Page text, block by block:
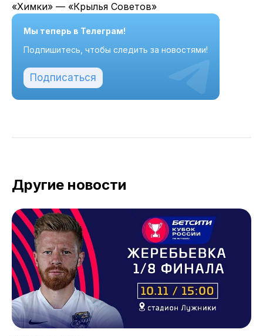
«Химки» — «Крылья Советов»
Мы теперь в Телеграм!
Подпишитесь, чтобы следить за новостями!
Подписаться
Другие новости